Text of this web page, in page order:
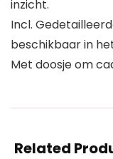
inzicht.
Incl.
beschikbaar in
Met doosje om
Related